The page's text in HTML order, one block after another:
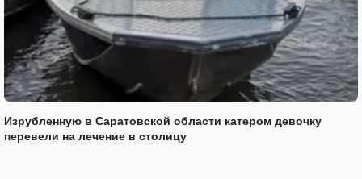
Изрубленную в Саратовской области катером девочку
перевели на лечение в столицу